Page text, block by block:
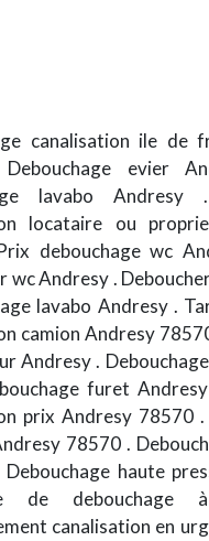
canalisation ile de
evier
lavabo Andresy
locataire ou
debouchage wc
wc Andresy .
lavabo Andresy .
camion Andresy
Andresy .
furet
prix Andresy 78570
78570 .
haute
de debouchage
canalisation en